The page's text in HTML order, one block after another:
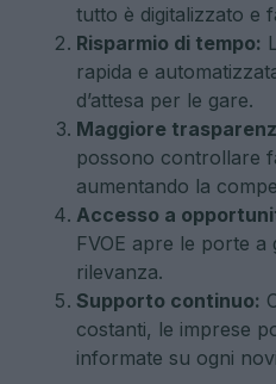
tutto è digitalizzato e
Risparmio di tempo:
rapida e
d’attesa per le gare.
Maggiore
possono controllare
aumentando la
Accesso a
FVOE apre le porte
rilevanza.
Supporto continuo:
costanti, le imprese
informate su ogni